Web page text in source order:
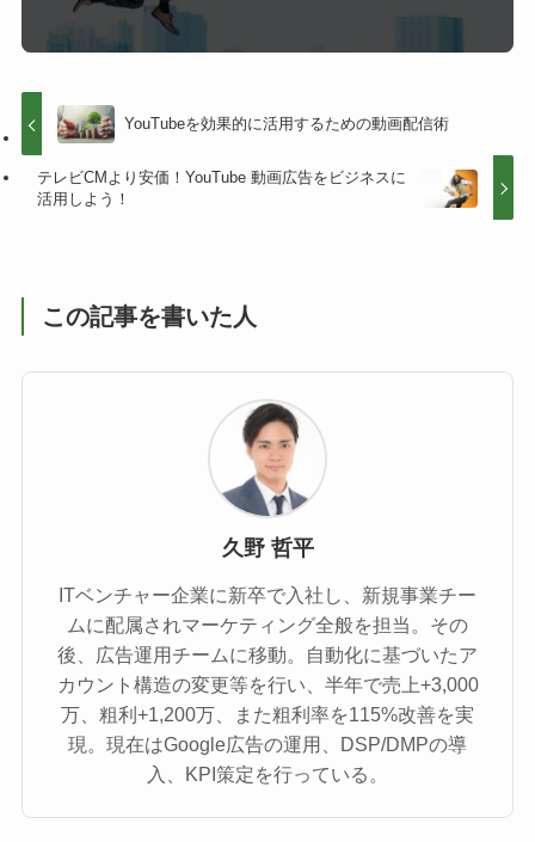
YouTubeを効果的に活用するための動画配信術
テレビCMより安価！YouTube 動画広告をビジネスに
活用しよう！
この記事を書いた人
久野 哲平
ITベンチャー企業に新卒で入社し、新規事業チー
ムに配属されマーケティング全般を担当。その
後、広告運用チームに移動。自動化に基づいたア
カウント構造の変更等を行い、半年で売上+3,000
万、粗利+1,200万、また粗利率を115%改善を実
現。現在はGoogle広告の運用、DSP/DMPの導
入、KPI策定を行っている。